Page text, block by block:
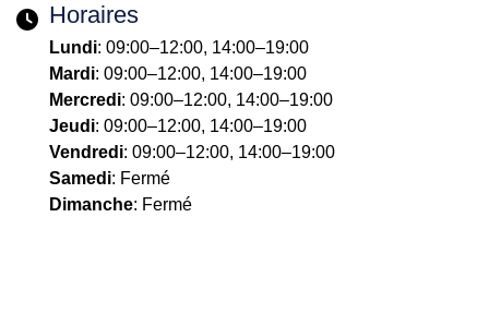
Horaires
Lundi: 09:00–12:00, 14:00–19:00
Mardi: 09:00–12:00, 14:00–19:00
Mercredi: 09:00–12:00, 14:00–19:00
Jeudi: 09:00–12:00, 14:00–19:00
Vendredi: 09:00–12:00, 14:00–19:00
Samedi: Fermé
Dimanche: Fermé